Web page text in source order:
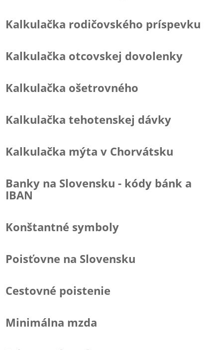
Kalkulačka rodičovského príspevku
Kalkulačka otcovskej dovolenky
Kalkulačka ošetrovného
Kalkulačka tehotenskej dávky
Kalkulačka mýta v Chorvátsku
Banky na Slovensku - kódy bánk a
IBAN
Konštantné symboly
Poisťovne na Slovensku
Cestovné poistenie
Minimálna mzda